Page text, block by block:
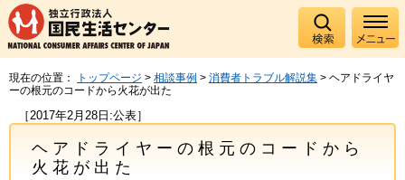
現在の位置： トップページ > 相談事例 > 消費者トラブル解説集 > ヘアドライヤ
ーの根元のコードから火花が出た
［2017年2月28日:公表］
ヘアドライヤーの根元のコードから
火花が出た